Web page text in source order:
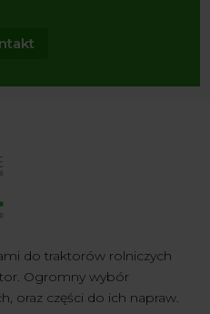
do traktorów rolniczych
Ogromny wybór
oraz części do ich napraw.